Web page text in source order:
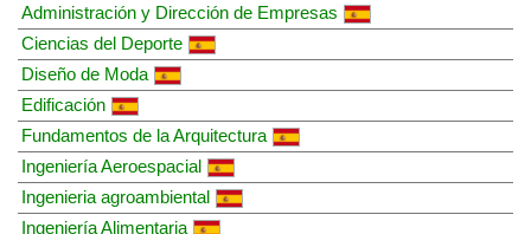
Administración y Dirección de Empresas
Ciencias del Deporte
Diseño de Moda
Edificación
Fundamentos de la Arquitectura
Ingeniería Aeroespacial
Ingenieria agroambiental
Ingeniería Alimentaria